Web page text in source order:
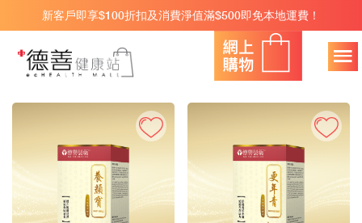
新客戶即享$100折扣及消費淨值滿$500即免本地運費！